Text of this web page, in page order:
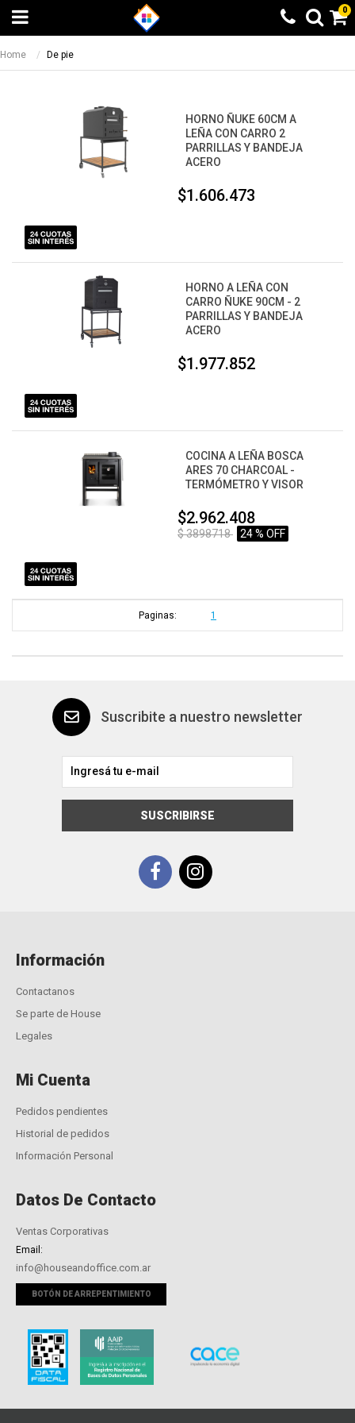
0
Home De pie
HORNO ÑUKE 60CM A
LEÑA CON CARRO 2
PARRILLAS Y BANDEJA
ACERO
$1.606.473
HORNO A LEÑA CON
CARRO ÑUKE 90CM - 2
PARRILLAS Y BANDEJA
ACERO
$1.977.852
COCINA A LEÑA BOSCA
ARES 70 CHARCOAL -
TERMÓMETRO Y VISOR
$2.962.408
$ 3898718 24 % OFF
Paginas: 1
Suscribite a nuestro newsletter
SUSCRIBIRSE
Información
Contactanos
Se parte de House
Legales
Mi Cuenta
Pedidos pendientes
Historial de pedidos
Información Personal
Datos De Contacto
Ventas Corporativas
Email:
info@houseandoffice.com.ar
BOTÓN DE ARREPENTIMIENTO